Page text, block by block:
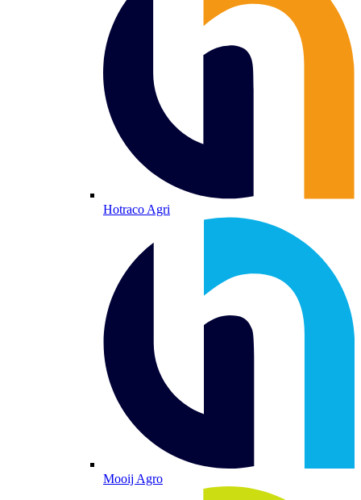
Hotraco Agri
Mooij Agro